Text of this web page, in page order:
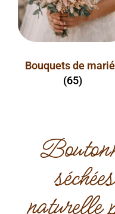
Bouquets de
(65)
naturelle